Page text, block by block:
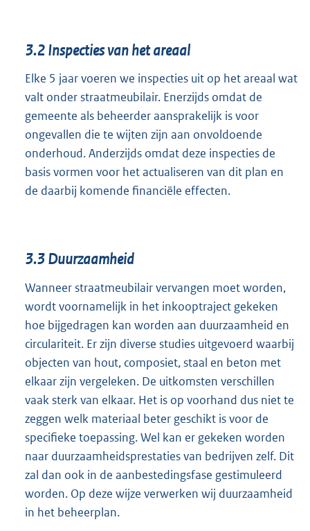
3.2 Inspecties van het areaal
Elke 5 jaar voeren we inspecties uit op het areaal wat
valt onder straatmeubilair. Enerzijds omdat de
gemeente als beheerder aansprakelijk is voor
ongevallen die te wijten zijn aan onvoldoende
onderhoud. Anderzijds omdat deze inspecties de
basis vormen voor het actualiseren van dit plan en
de daarbij komende financiële effecten.
3.3 Duurzaamheid
Wanneer straatmeubilair vervangen moet worden,
wordt voornamelijk in het inkooptraject gekeken
hoe bijgedragen kan worden aan duurzaamheid en
circulariteit. Er zijn diverse studies uitgevoerd waarbij
objecten van hout, composiet, staal en beton met
elkaar zijn vergeleken. De uitkomsten verschillen
vaak sterk van elkaar. Het is op voorhand dus niet te
zeggen welk materiaal beter geschikt is voor de
specifieke toepassing. Wel kan er gekeken worden
naar duurzaamheidsprestaties van bedrijven zelf. Dit
zal dan ook in de aanbestedingsfase gestimuleerd
worden. Op deze wijze verwerken wij duurzaamheid
in het beheerplan.